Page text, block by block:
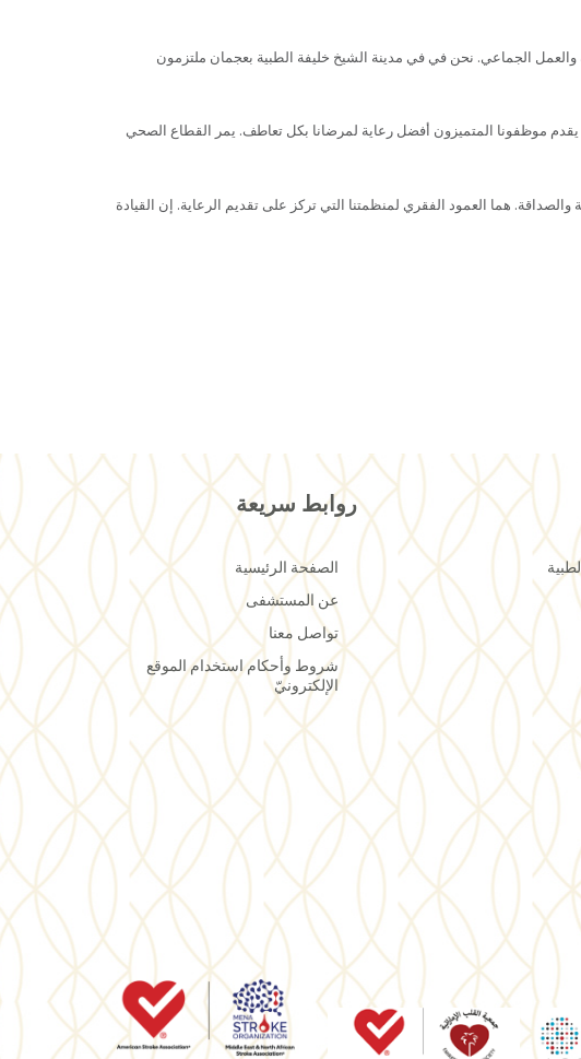
والعمل الجماعي. نحن في في مدينة الشيخ خليفة الطبية بعجمان ملتزمون
موظفونا المتميزون أفضل رعاية لمرضانا بكل تعاطف. يمر القطاع الصحي
هما العمود الفقري لمنظمتنا التي تركز على تقديم الرعاية. إن القيادة
روابط سريعة
الصفحة الرئيسية
عن المستشفى
تواصل معنا
شروط وأحكام استخدام الموقع
الإلكترونيّ